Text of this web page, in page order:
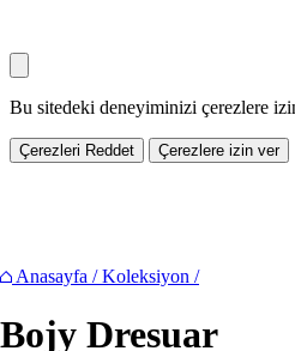
Anasayfa / Koleksiyon /
Bojy Dresuar
Bu sitedeki deneyiminizi çerezlere
Çerezleri Reddet Çerezlere izin ver
Facebook Twitter Pinterest
İndirilenler